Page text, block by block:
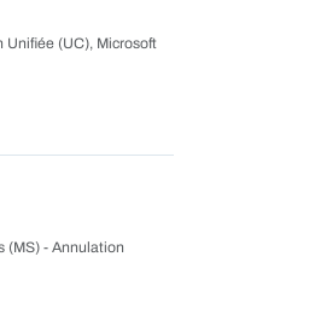
(UC), Microsoft
(MS) - Annulation